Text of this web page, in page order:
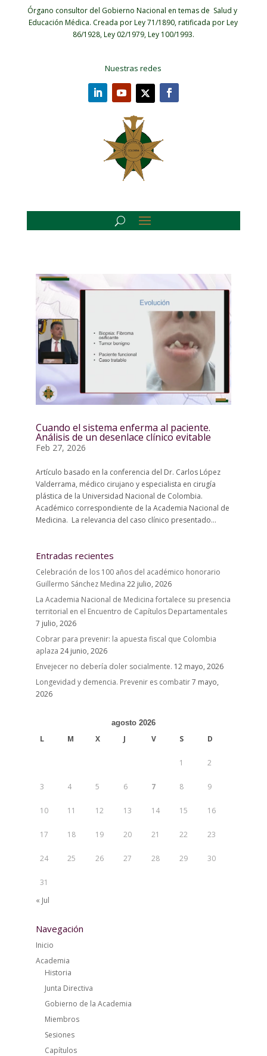
Órgano consultor del Gobierno Nacional en temas de Salud y
Educación Médica. Creada por Ley 71/1890, ratificada por Ley
86/1928, Ley 02/1979, Ley 100/1993.
Nuestras redes
Cuando el sistema enferma al paciente.
Análisis de un desenlace clínico evitable
Feb 27, 2026
Artículo basado en la conferencia del Dr. Carlos López
Valderrama, médico cirujano y especialista en cirugía
plástica de la Universidad Nacional de Colombia.
Académico correspondiente de la Academia Nacional de
Medicina. La relevancia del caso clínico presentado...
Entradas recientes
Celebración de los 100 años del académico honorario
Guillermo Sánchez Medina 22 julio, 2026
La Academia Nacional de Medicina fortalece su presencia
territorial en el Encuentro de Capítulos Departamentales
7 julio, 2026
Cobrar para prevenir: la apuesta fiscal que Colombia
aplaza 24 junio, 2026
Envejecer no debería doler socialmente. 12 mayo, 2026
Longevidad y demencia. Prevenir es combatir7 mayo,
2026
agosto 2026
L M X J V S D
1 2
3 4 5 6 7 8 9
10 11 12 13 14 15 16
17 18 19 20 21 22 23
24 25 26 27 28 29 30
31
« Jul
Navegación
Inicio
Academia
Historia
Junta Directiva
Gobierno de la Academia
Miembros
Sesiones
Capítulos